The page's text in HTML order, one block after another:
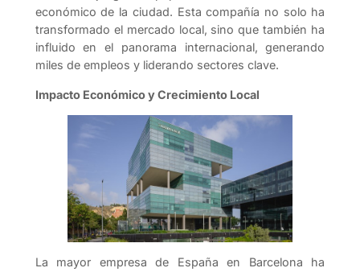
económico de la ciudad. Esta compañía no solo ha
transformado el mercado local, sino que también ha
influido en el panorama internacional, generando
miles de empleos y liderando sectores clave.
Impacto Económico y Crecimiento Local
La mayor empresa de España en Barcelona ha